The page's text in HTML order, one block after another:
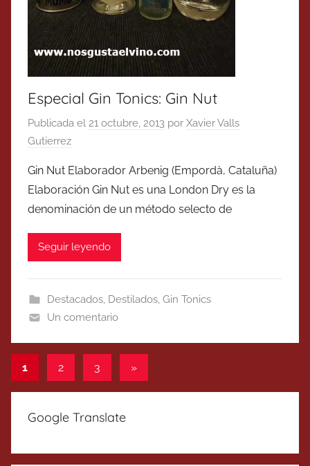
Especial Gin Tonics: Gin Nut
Publicada el 21 octubre, 2013 por Xavier Valls
Gutierrez
Gin Nut Elaborador Arbenig (Empordà, Cataluña)
Elaboración Gin Nut es una London Dry es la
denominación de un método selecto de
Seguir leyendo
Destacados, Destilados, Gin Tonics
Un comentario
Paginación
de
entradas
1 2 3
Entradas
»
Google Translate